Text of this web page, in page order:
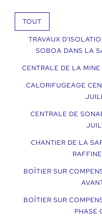
TOUT
TRAVAUX
SOBOA DANS LA
CENTRALE DE LA
CALORIFUGEAGE
CENTRALE DE
CHANTIER DE LA
BOÎTIER SUR
BOÎTIER SUR
PHASE